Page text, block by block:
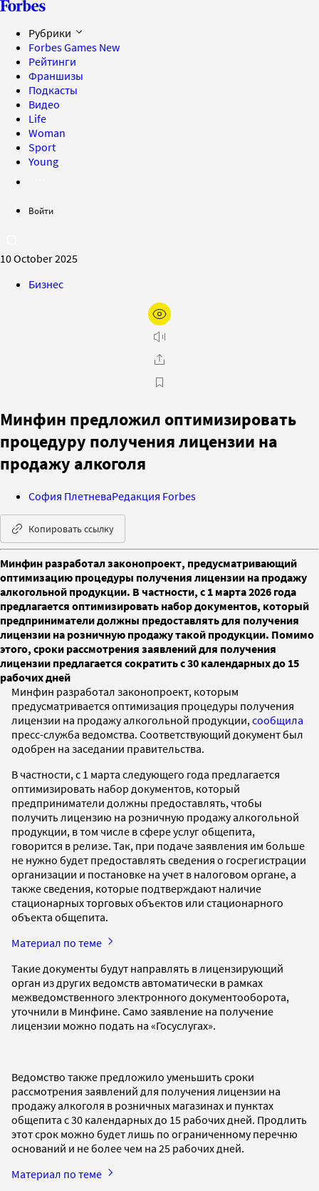
Рубрики
Forbes Games New
Рейтинги
Франшизы
Подкасты
Видео
Life
Woman
Sport
Young
Войти
10 October 2025
Бизнес
Минфин предложил оптимизировать
процедуру получения лицензии на
продажу алкоголя
София ПлетневаРедакция Forbes
Копировать ссылку
Минфин разработал законопроект, предусматривающий
оптимизацию процедуры получения лицензии на продажу
алкогольной продукции. В частности, с 1 марта 2026 года
предлагается оптимизировать набор документов, который
предприниматели должны предоставлять для получения
лицензии на розничную продажу такой продукции. Помимо
этого, сроки рассмотрения заявлений для получения
лицензии предлагается сократить с 30 календарных до 15
рабочих дней
Минфин разработал законопроект, которым
предусматривается оптимизация процедуры получения
лицензии на продажу алкогольной продукции, сообщила
пресс-служба ведомства. Соответствующий документ был
одобрен на заседании правительства.
В частности, с 1 марта следующего года предлагается
оптимизировать набор документов, который
предприниматели должны предоставлять, чтобы
получить лицензию на розничную продажу алкогольной
продукции, в том числе в сфере услуг общепита,
говорится в релизе. Так, при подаче заявления им больше
не нужно будет предоставлять сведения о госрегистрации
организации и постановке на учет в налоговом органе, а
также сведения, которые подтверждают наличие
стационарных торговых объектов или стационарного
объекта общепита.
Материал по теме
Такие документы будут направлять в лицензирующий
орган из других ведомств автоматически в рамках
межведомственного электронного документооборота,
уточнили в Минфине. Само заявление на получение
лицензии можно подать на «Госуслугах».
Ведомство также предложило уменьшить сроки
рассмотрения заявлений для получения лицензии на
продажу алкоголя в розничных магазинах и пунктах
общепита с 30 календарных до 15 рабочих дней. Продлить
этот срок можно будет лишь по ограниченному перечню
оснований и не более чем на 25 рабочих дней.
Материал по теме